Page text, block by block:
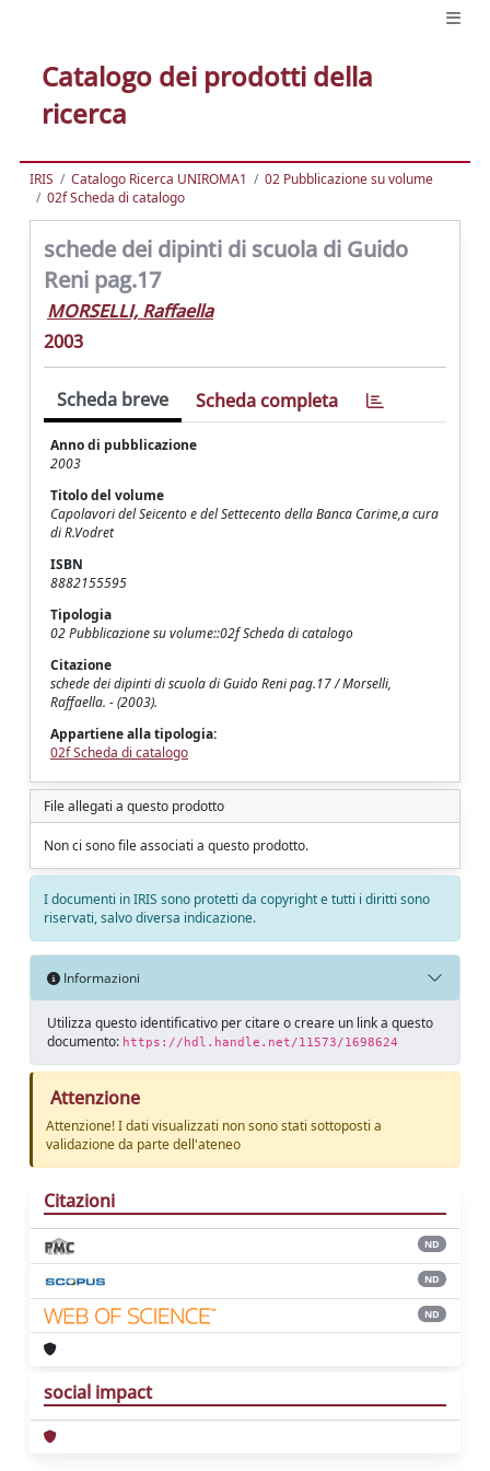
Catalogo dei prodotti della
ricerca
IRIS Catalogo Ricerca UNIROMA1
02 Pubblicazione su volume
02f Scheda di catalogo
schede dei dipinti di scuola di Guido
Reni pag.17
MORSELLI, Raffaella
2003
Scheda breve Scheda completa
Anno di pubblicazione
2003
Titolo del volume
Capolavori del Seicento e del Settecento della Banca Carime,a cura
di R.Vodret
ISBN
8882155595
Tipologia
02 Pubblicazione su volume::02f Scheda di catalogo
Citazione
schede dei dipinti di scuola di Guido Reni pag.17 / Morselli,
Raffaella. - (2003).
Appartiene alla tipologia:
02f Scheda di catalogo
File allegati a questo prodotto
Non ci sono file associati a questo prodotto.
I documenti in IRIS sono protetti da copyright e tutti i diritti sono
riservati, salvo diversa indicazione.
Informazioni
Utilizza questo identificativo per citare o creare un link a questo
documento: https://hdl.handle.net/11573/1698624
Attenzione
Attenzione! I dati visualizzati non sono stati sottoposti a
validazione da parte dell'ateneo
Citazioni
ND
ND
ND
social impact